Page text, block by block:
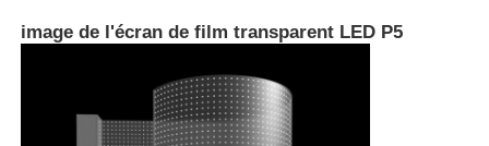
image de l'écran de film transparent LED P5